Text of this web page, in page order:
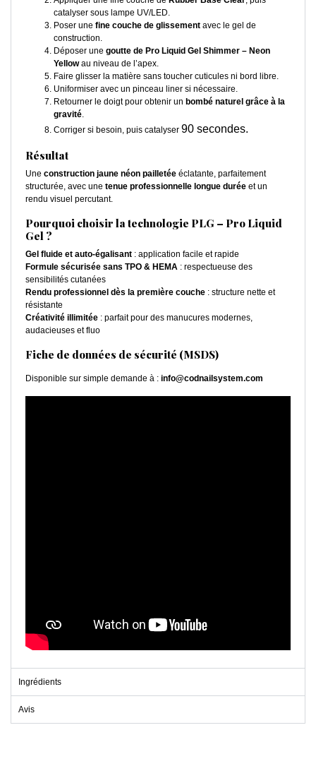
catalyser sous lampe UV/LED.
Poser une fine couche de glissement avec le gel de
construction.
Déposer une goutte de Pro Liquid Gel Shimmer – Neon
Yellowau niveau de l’apex.
Faire glisser la matière sans toucher cuticules ni bord libre.
Uniformiser avec un pinceau liner si nécessaire.
Retourner le doigt pour obtenir un bombé naturel grâce à la
gravité.
Corriger si besoin, puis catalyser 90 secondes.
Résultat
Une construction jaune néon pailletée éclatante, parfaitement
structurée, avec une tenue professionnelle longue durée et un
rendu visuel percutant.
Pourquoi choisir la technologie PLG – Pro Liquid
Gel ?
Gel fluide et auto-égalisant : application facile et rapide
Formule sécurisée sans TPO & HEMA : respectueuse des
sensibilités cutanées
Rendu professionnel dès la première couche : structure nette et
résistante
Créativité illimitée : parfait pour des manucures modernes,
audacieuses et fluo
Fiche de données de sécurité (MSDS)
Disponible sur simple demande à : info@codnailsystem.com
Ingrédients
Avis